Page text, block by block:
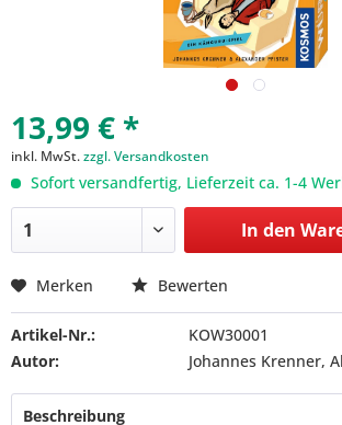
13,99 € *
inkl. MwSt.zzgl. Versandkosten
Sofort versandfertig, Lieferzeit ca. 1-4
In den
Merken Bewerten
Artikel-Nr.:
KOW30001
Autor:
Johannes Krenner,
Beschreibung